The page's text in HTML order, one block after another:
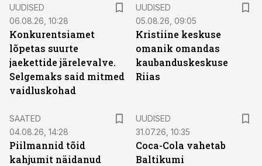
UUDISED
06.08.26, 10:28
Konkurentsiamet
lõpetas suurte
jaekettide järelevalve.
Selgemaks said mitmed
vaidluskohad
UUDISED
05.08.26, 09:05
Kristiine keskuse
omanik omandas
kaubanduskeskuse
Riias
SAATED
04.08.26, 14:28
Piilmannid tõid
kahjumit näidanud
UUDISED
31.07.26, 10:35
Coca-Cola vahetab
Baltikumi